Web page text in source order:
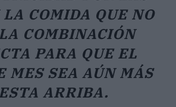
COMIDA QUE NO
COMBINACIÓN
PARA QUE EL
MES SEA AÚN MÁS
ARRIBA.